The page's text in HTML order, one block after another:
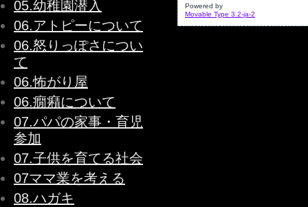
05.幼稚園潜入
06.アトピーについて
06.怒りっぽさについ
て
06.怖がり屋
06.癇癪について
07.パパの家事・育児
参加
07.子供を育てる社会
07ママ業を考える
08.ハガキ
Powered by
Movable Type 3.2-ja-2